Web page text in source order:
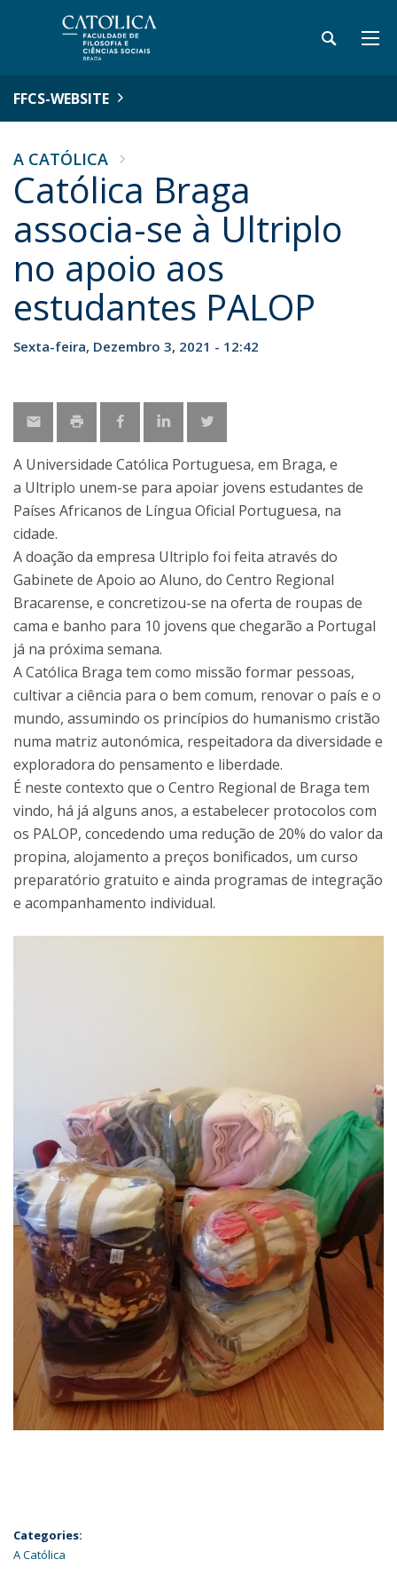
FFCS-WEBSITE
A CATÓLICA
Católica Braga
associa-se à Ultriplo
no apoio aos
estudantes PALOP
Sexta-feira, Dezembro 3, 2021 - 12:42
A Universidade Católica Portuguesa, em Braga, e
a Ultriplo unem-se para apoiar jovens estudantes de
Países Africanos de Língua Oficial Portuguesa, na
cidade.
A doação da empresa Ultriplo foi feita através do
Gabinete de Apoio ao Aluno, do Centro Regional
Bracarense, e concretizou-se na oferta de roupas de
cama e banho para 10 jovens que chegarão a Portugal
já na próxima semana.
A Católica Braga tem como missão formar pessoas,
cultivar a ciência para o bem comum, renovar o país e o
mundo, assumindo os princípios do humanismo cristão
numa matriz autonómica, respeitadora da diversidade e
exploradora do pensamento e liberdade.
É neste contexto que o Centro Regional de Braga tem
vindo, há já alguns anos, a estabelecer protocolos com
os PALOP, concedendo uma redução de 20% do valor da
propina, alojamento a preços bonificados, um curso
preparatório gratuito e ainda programas de integração
e acompanhamento individual.
Categories:
A Católica